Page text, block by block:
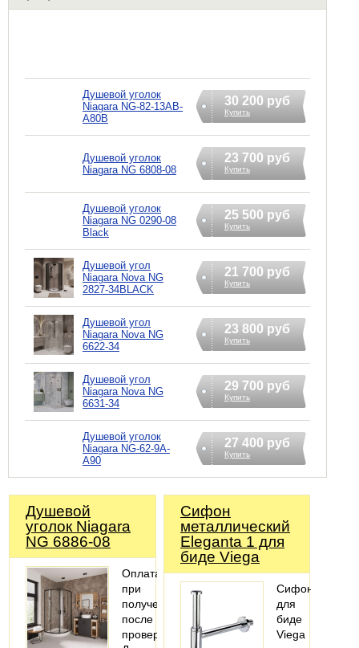
Душевой уголок
Niagara NG-82-13AB-
A80B
30 200 руб
Купить
Душевой уголок
Niagara NG 6808-08
23 700 руб
Купить
Душевой уголок
Niagara NG 0290-08
Black
25 500 руб
Купить
Душевой угол
Niagara Nova NG
2827-34BLACK
21 700 руб
Купить
Душевой угол
Niagara Nova NG
6622-34
23 800 руб
Купить
Душевой угол
Niagara Nova NG
6631-34
29 700 руб
Купить
Душевой уголок
Niagara NG-62-9A-
A90
27 400 руб
Купить
Душевой
уголок Niagara
NG 6886-08
Оплата
при
получении
после
проверки
Сифoн
металлический
Eleganta 1 для
биде Viega
Сифон
для
биде
Viega